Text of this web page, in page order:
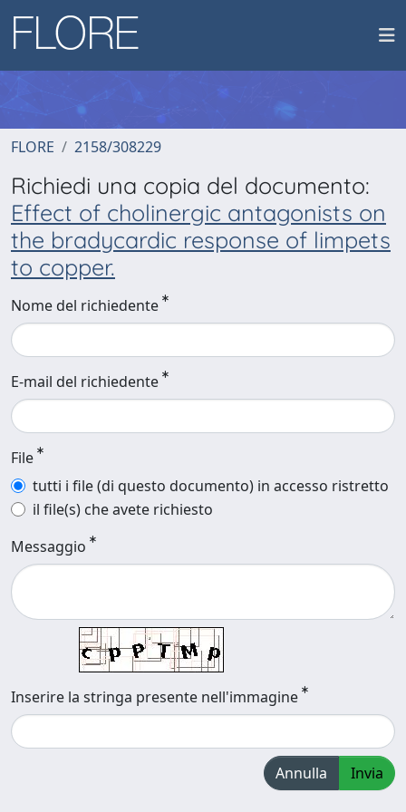
FLORE 2158/308229
Richiedi una copia del documento:
Effect of cholinergic antagonists on
the bradycardic response of limpets
to copper.
Nome del richiedente
E-mail del richiedente
File
tutti i file (di questo documento) in accesso ristretto
il file(s) che avete richiesto
Messaggio
Inserire la stringa presente nell'immagine
Annulla Invia